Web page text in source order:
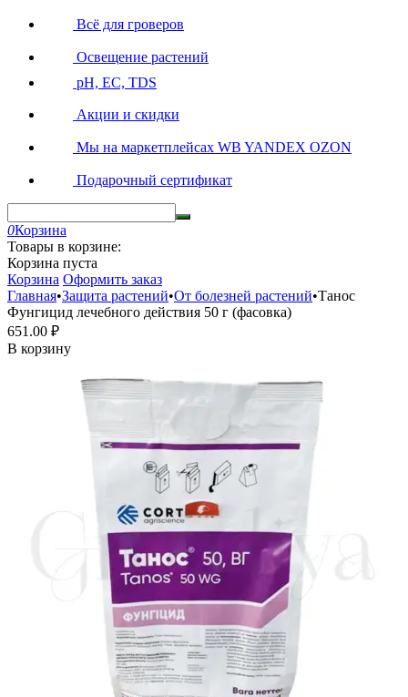
Всё для гроверов
Освещение растений
pH, EC, TDS
Акции и скидки
Мы на маркетплейсах WB YANDEX OZON
Подарочный сертификат
0Корзина
Товары в корзине:
Корзина пуста
Корзина Оформить заказ
Главная•Защита растений•От болезней растений•Танос
Фунгицид лечебного действия 50 г (фасовка)
651.00 ₽
В корзину